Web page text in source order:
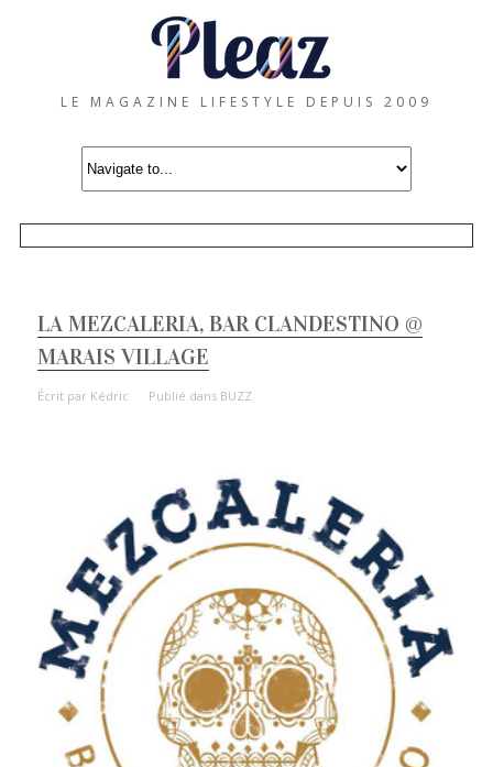
LE MAGAZINE LIFESTYLE DEPUIS 2009
LA MEZCALERIA, BAR CLANDESTINO @
MARAIS VILLAGE
Écrit par Kédric Publié dans BUZZ